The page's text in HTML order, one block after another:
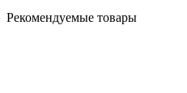
Рекомендуемые товары